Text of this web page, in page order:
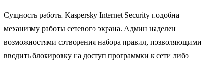
Сущность работы Kaspersky Internet Security подобна
механизму работы сетевого экрана. Админ наделен
возможностями сотворения набора правил, позволяющими
вводить блокировку на доступ программки к сети либо